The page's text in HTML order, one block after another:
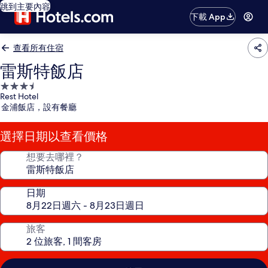
跳到主要內容
下載 App
查看所有住宿
雷斯特飯店
3.5
星
級
住
宿
Rest Hotel
金浦飯店，設有餐廳
選擇日期以查看價格
想要去哪裡？
日期
旅客